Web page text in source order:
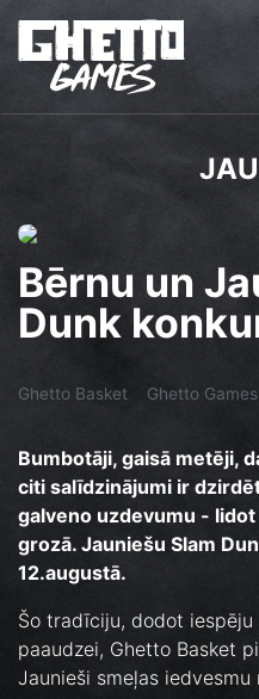
Bērnu un
Dunk
Ghetto Basket Ghetto Games
Bumbotāji, gaisā metēji,
citi salīdzinājumi ir
galveno uzdevumu -
grozā. Jauniešu Slam
12.augustā.
Šo tradīciju, dodot iespēju
paaudzei, Ghetto Basket
Jaunieši smeļas